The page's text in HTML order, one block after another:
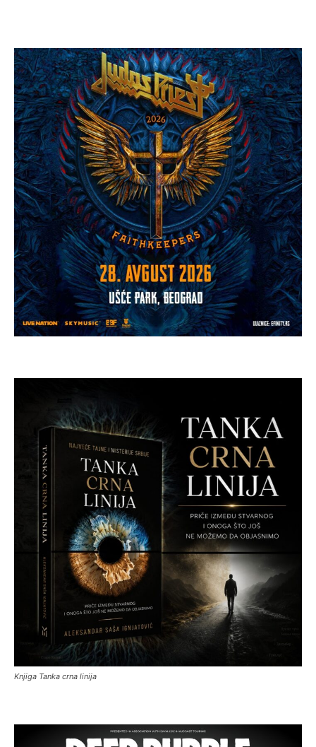
Knjiga Tanka crna linija